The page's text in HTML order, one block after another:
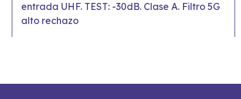
entrada UHF. TEST: -30dB. Clase A. Filtro 5G
alto rechazo